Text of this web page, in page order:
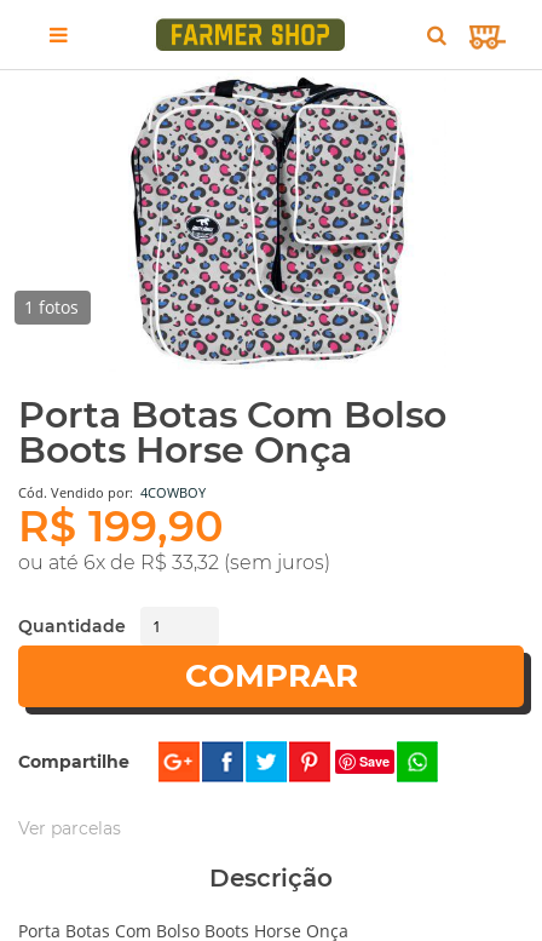
1 fotos
Porta Botas Com Bolso
Boots Horse Onça
Cód. Vendido por: 4COWBOY
R$ 199,90
ou até 6x de R$ 33,32 (sem juros)
Quantidade
COMPRAR
Compartilhe Save
Ver parcelas
Descrição
Porta Botas Com Bolso Boots Horse Onça